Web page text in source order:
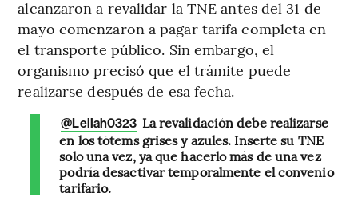
alcanzaron a revalidar la TNE antes del 31 de
mayo comenzaron a pagar tarifa completa en
el transporte público. Sin embargo, el
organismo precisó que el trámite puede
realizarse después de esa fecha.
@Leilah0323 La revalidación debe realizarse
en los tótems grises y azules. Inserte su TNE
solo una vez, ya que hacerlo más de una vez
podría desactivar temporalmente el convenio
tarifario.